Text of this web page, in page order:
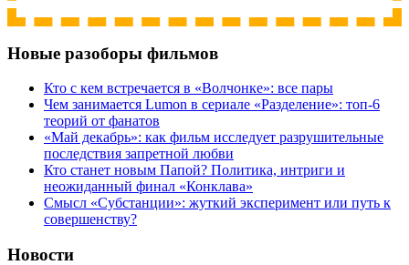
Новые разоборы фильмов
Кто с кем встречается в «Волчонке»: все пары
Чем занимается Lumon в сериале «Разделение»: топ-6
теорий от фанатов
«Май декабрь»: как фильм исследует разрушительные
последствия запретной любви
Кто станет новым Папой? Политика, интриги и
неожиданный финал «Конклава»
Cмысл «Субстанции»: жуткий эксперимент или путь к
совершенству?
Новости